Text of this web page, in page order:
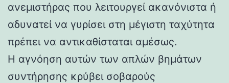
ανεμιστήρας που λειτουργεί ακανόνιστα ή
αδυνατεί να γυρίσει στη μέγιστη ταχύτητα
πρέπει να αντικαθίσταται αμέσως.
Η αγνόηση αυτών των απλών βημάτων
συντήρησης κρύβει σοβαρούς